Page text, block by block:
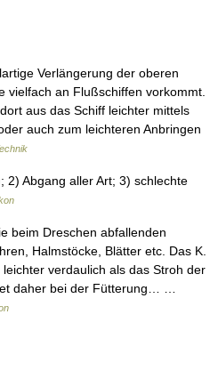
Verlängerung der oberen
vielfach an Flußschiffen vorkommt.
aus das Schiff leichter mittels
auch zum leichteren Anbringen
Abgang aller Art; 3) schlechte
beim Dreschen abfallenden
Halmstöcke, Blätter etc. Das K.
verdaulich als das Stroh der
daher bei der Fütterung… …